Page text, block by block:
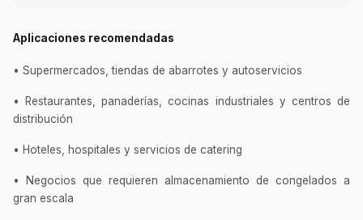
Aplicaciones recomendadas
• Supermercados, tiendas de abarrotes y autoservicios
• Restaurantes, panaderías, cocinas industriales y centros de
distribución
• Hoteles, hospitales y servicios de catering
• Negocios que requieren almacenamiento de congelados a
gran escala